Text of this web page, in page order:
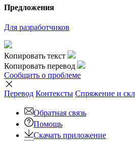
Предложения
Для разработчиков
Копировать текст
Копировать перевод
Сообщить о проблеме
Перевод Контексты Спряжение и
Обратная связь
Помощь
Скачать приложение